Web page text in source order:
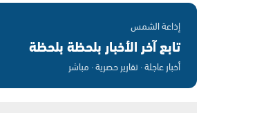
إذاعة الشمس
تابع آخر الأخبار بلحظة بلحظة
أخبار عاجلة · تقارير حصرية · مباشر